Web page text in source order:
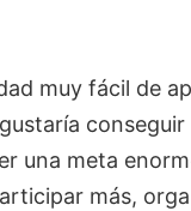
muy fácil de
conseguir
una meta
más,